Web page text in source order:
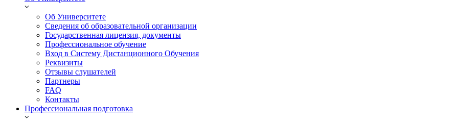
Об Университете
Сведения об образовательной организации
Государственная лицензия, документы
Профессиональное обучение
Вход в Систему Дистанционного Обучения
Реквизиты
Отзывы слушателей
Партнеры
FAQ
Контакты
Профессиональная подготовка